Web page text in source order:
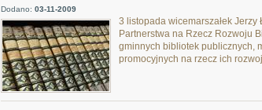
Dodano: 03-11-2009
3 listopada wicemarszałek
Partnerstwa na Rzecz Rozwoju
gminnych bibliotek publicznych,
promocyjnych na rzecz ich